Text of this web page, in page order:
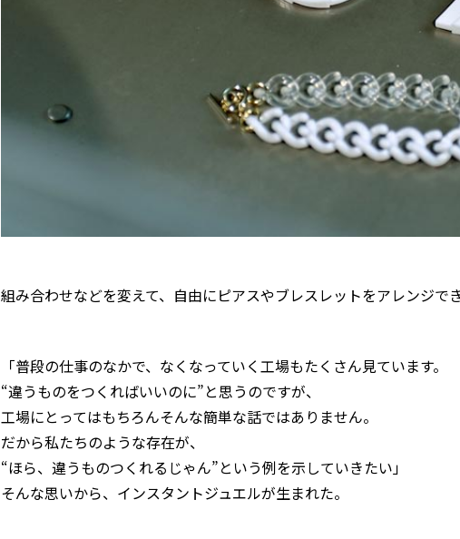
組み合わせなどを変えて、自由にピアスやブレスレットをアレンジで
「普段の仕事のなかで、なくなっていく工場もたくさん見ています。
“違うものをつくればいいのに”と思うのですが、
工場にとってはもちろんそんな簡単な話ではありません。
だから私たちのような存在が、
“ほら、違うものつくれるじゃん”という例を示していきたい」
そんな思いから、インスタントジュエルが生まれた。